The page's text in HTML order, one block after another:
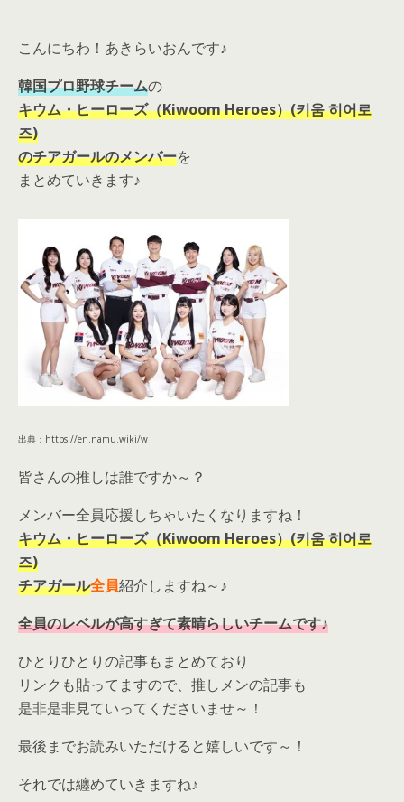
こんにちわ！あきらいおんです♪
韓国プロ野球チームの
キウム・ヒーローズ（Kiwoom Heroes）(키움 히어로
즈)
のチアガールのメンバーを
まとめていきます♪
出典：https://en.namu.wiki/w
皆さんの推しは誰ですか～？
メンバー全員応援しちゃいたくなりますね！
キウム・ヒーローズ（Kiwoom Heroes）(키움 히어로
즈)
チアガール全員紹介しますね～♪
全員のレベルが高すぎて素晴らしいチームです♪
ひとりひとりの記事もまとめており
リンクも貼ってますので、推しメンの記事も
是非是非見ていってくださいませ～！
最後までお読みいただけると嬉しいです～！
それでは纏めていきますね♪